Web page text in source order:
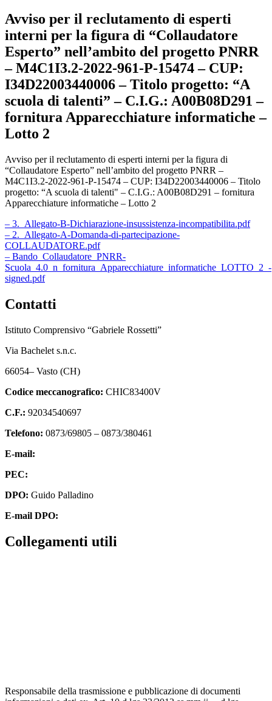
Avviso per il reclutamento di esperti
interni per la figura di “Collaudatore
Esperto” nell’ambito del progetto PNRR
– M4C1I3.2-2022-961-P-15474 – CUP:
I34D22003440006 – Titolo progetto: “A
scuola di talenti” – C.I.G.: A00B08D291 –
fornitura Apparecchiature informatiche –
Lotto 2
Avviso per il reclutamento di esperti interni per la figura di
“Collaudatore Esperto” nell’ambito del progetto PNRR –
M4C1I3.2-2022-961-P-15474 – CUP: I34D22003440006 – Titolo
progetto: “A scuola di talenti" – C.I.G.: A00B08D291 – fornitura
Apparecchiature informatiche – Lotto 2
– 3._Allegato-B-Dichiarazione-insussistenza-incompatibilita.pdf
– 2._Allegato-A-Domanda-di-partecipazione-
COLLAUDATORE.pdf
– Bando_Collaudatore_PNRR-
Scuola_4.0_n_fornitura_Apparecchiature_informatiche_LOTTO_2_-
signed.pdf
Contatti
Istituto Comprensivo “Gabriele Rossetti”
Via Bachelet s.n.c.
66054– Vasto (CH)
Codice meccanografico: CHIC83400V
C.F.: 92034540697
Telefono: 0873/69805 – 0873/380461
E-mail:
PEC:
DPO: Guido Palladino
E-mail DPO:
Collegamenti utili
Responsabile della trasmissione e pubblicazione di documenti